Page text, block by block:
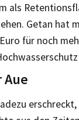
als
Getan hat
für noch